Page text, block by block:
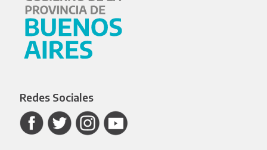
Redes Sociales